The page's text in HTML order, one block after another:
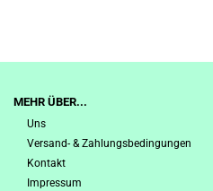
MEHR ÜBER...
Uns
Versand- & Zahlungsbedingungen
Kontakt
Impressum